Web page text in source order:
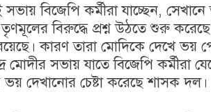
বিজেপি কর্মীরা যাচ্ছেন, সেখানে
বিরুদ্ধে প্রশ্ন উঠতে শুরু করেছে
কারণ তারা মোদিকে দেখে ভয়
সভায় যাতে বিজেপি কর্মীরা
দেখানোর চেষ্টা করেছে শাসক দল।